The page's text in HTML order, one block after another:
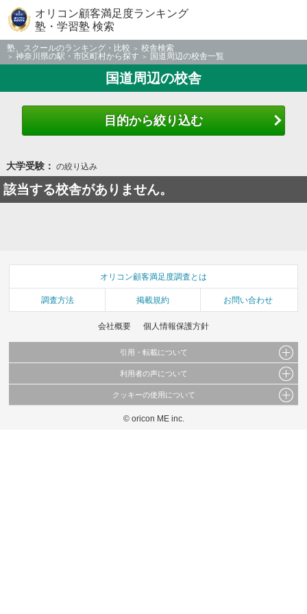
オリコン顧客満足度ランキング
塾・学習塾 検索
塾、スクールのランキング・比較
校舎検索
神奈川県の駅・市区町村から探す
国道周辺の校舎一覧
国道周辺の校舎
目的から絞り込む
大学受験： の絞り込み
該当する校舎がありません。
オリコン顧客満足度調査とは
調査方法 掲載規約 お問い合わせ
会社概要 個人情報保護方針
引用・転載について
当サイトで公開されている情報（文字、写真、イラスト、画像データ等）及びこれらの配
これらの情報を権利者の許可なく無断転載・複製などの二次利用を行うことは固く禁じて
利用者の声について
当サイトに掲載している内容はすべてサービスの利用者が提出された見解・感想です。
弊社の見解・ 意見ではないことをご理解いただいた上でご覧ください。
クッキーの使用について
このサイトでは Cookie を使用して、ユーザーに合わせたコンテンツや広告の表示、ソー
© oricon ME inc.